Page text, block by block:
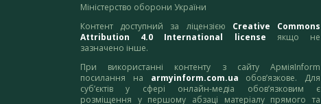
Міністерство оборони України
Контент доступний за ліцензією Creative Commons
Attribution 4.0 International license якщо не
зазначено інше.
При використанні контенту з сайту АрміяInform
посилання на armyinform.com.ua обов’язкове. Для
суб’єктів у сфері онлайн-медіа обов’язковим є
розміщення у першому абзаці матеріалу прямого та